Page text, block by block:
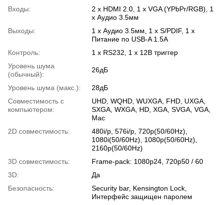
Входы:
2 x HDMI 2.0, 1 x VGA (YPbPr/RGB), 1
x Аудио 3.5мм
Выходы:
1 x Аудио 3.5мм, 1 x S/PDIF, 1 x
Питание по USB-A 1.5A
Контроль:
1 x RS232, 1 x 12В триггер
Уровень шума
(обычный):
26дБ
Уровень шума (макс.):
28дБ
Совместимость с
компьютером:
UHD, WQHD, WUXGA, FHD, UXGA,
SXGA, WXGA, HD, XGA, SVGA, VGA,
Mac
2D совместимость:
480i/p, 576i/p, 720p(50/60Hz),
1080i(50/60Hz), 1080p(50/60Hz),
2160p(50/60Hz)
3D совместимость:
Frame-pack: 1080p24, 720p50 / 60
3D:
Да
Безопасность:
Security bar, Kensington Lock,
Интерфейс защищен паролем